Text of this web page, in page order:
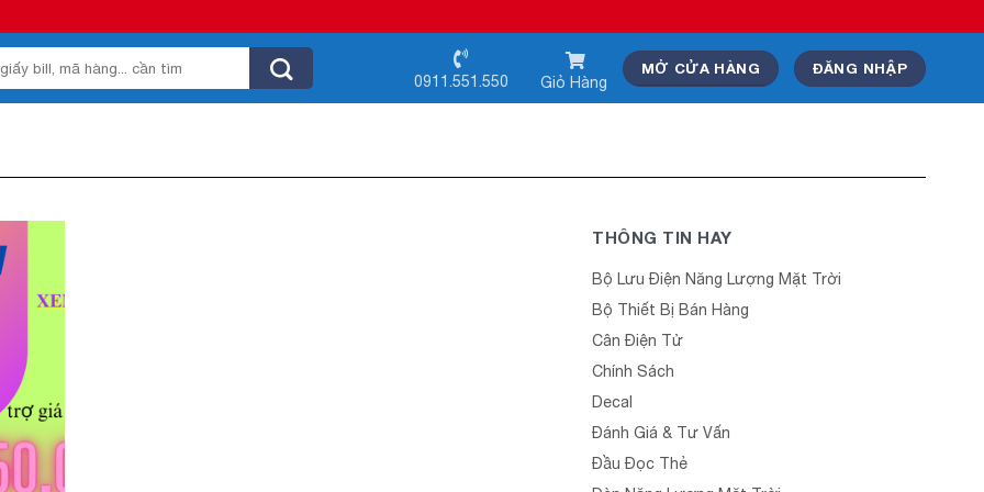
0911.551.550 Giỏ Hàng
MỞ CỬA HÀNG ĐĂNG NHẬP
THÔNG TIN HAY
Bộ Lưu Điện Năng Lượng Mặt Trời
Bộ Thiết Bị Bán Hàng
Cân Điện Tử
Chính Sách
Decal
Đánh Giá & Tư Vấn
Đầu Đọc Thẻ